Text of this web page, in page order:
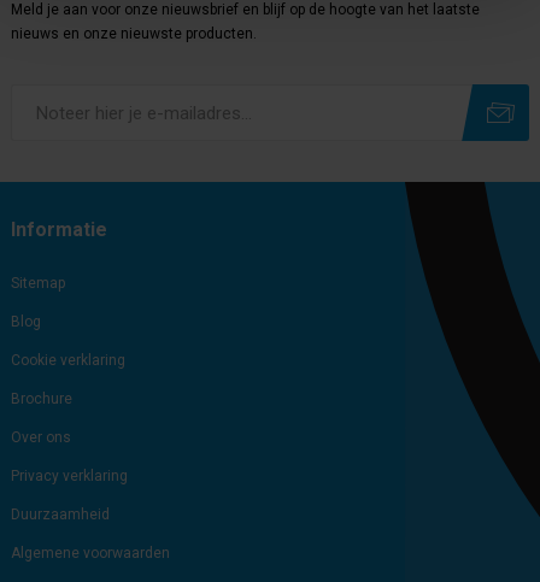
Meld je aan voor onze nieuwsbrief en blijf op de hoogte van het laatste
nieuws en onze nieuwste producten.
Informatie
Sitemap
Blog
Cookie verklaring
Brochure
Over ons
Privacy verklaring
Duurzaamheid
Algemene voorwaarden